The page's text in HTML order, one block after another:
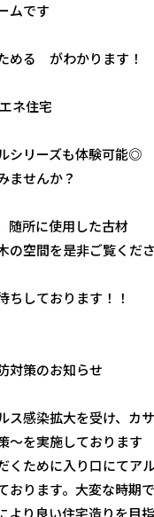
ムです
める がわかります！
ネ住宅
シリーズも体験可能◎
ませんか？
随所に使用した古材
の空間を是非ご覧くだ
ちしております！！
対策のお知らせ
ス感染拡大を受け、カ
～を実施しておりま
くために入り口にてア
おります。大変な時
り良い住宅造りを目指